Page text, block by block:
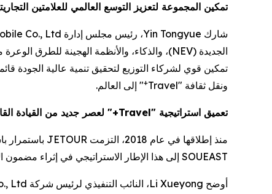
تمكين المجموعة لتعزيز التوسع العالمي للعلامتين
تمكين قوي لشركاء التوزيع لتحقيق تنمية عالية الجودة
ونقل ثقافة "Travel
+" إلى العالم.
تعميق استراتيجية "Travel+" لعصر جديد من القيادة القائمة على القيمة
SOUEAST إلى هذا الإطار الاستراتيجي في إثراء مضمون الاستراتيجية، وتحسين منظومتها المتكاملة، وتعزيز تطورها العميق.